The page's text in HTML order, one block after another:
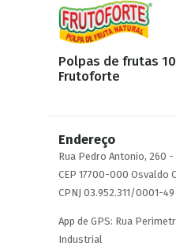
Polpas de frutas
Frutoforte
Endereço
Rua Pedro Antonio, 260
CEP 17700-000 Osvaldo
CPNJ 03.952.311/0001-49
App de GPS: Rua
Industrial